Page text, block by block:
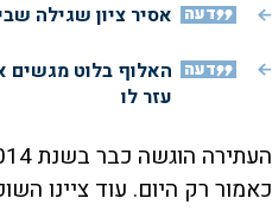
דעה אסיר ציון שגילה
דעה האלוף בלוט
עזר לו
כאמור רק היום. עוד ציינו